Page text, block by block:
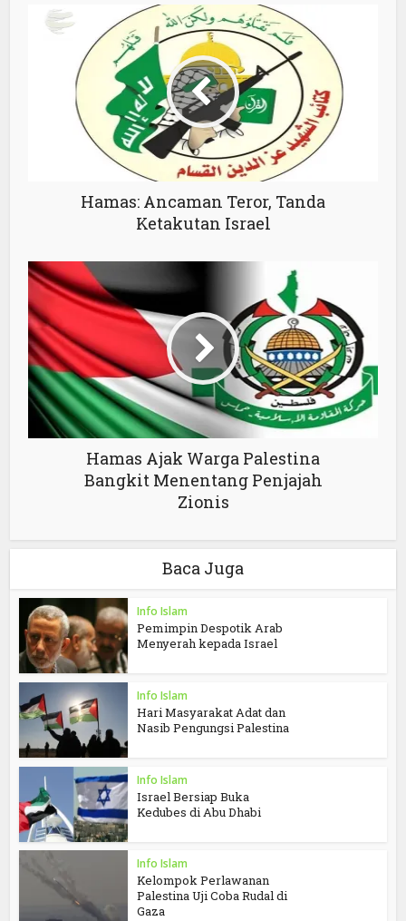
Hamas: Ancaman Teror, Tanda
Ketakutan Israel
Hamas Ajak Warga Palestina
Bangkit Menentang Penjajah
Zionis
Baca Juga
Info Islam
Pemimpin Despotik Arab
Menyerah kepada Israel
Info Islam
Hari Masyarakat Adat dan
Nasib Pengungsi Palestina
Info Islam
Israel Bersiap Buka
Kedubes di Abu Dhabi
Info Islam
Kelompok Perlawanan
Palestina Uji Coba Rudal di
Gaza